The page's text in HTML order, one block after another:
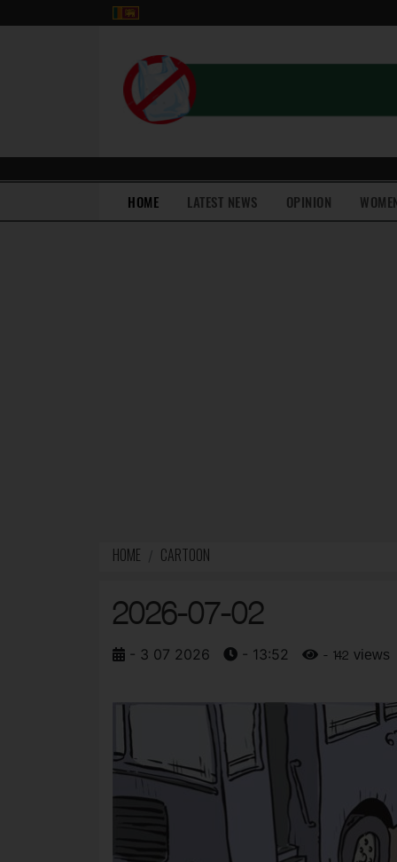
HOME(current)LATEST NEWS OPINION
HOME CARTOON
2026-07-02
- 3 07 2026 - 13:52 - 142 views